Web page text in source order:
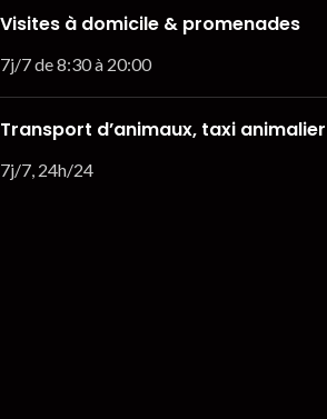
Visites à domicile & promenades
7j/7 de 8:30 à 20:00
Transport d’animaux, taxi animalier
7j/7, 24h/24